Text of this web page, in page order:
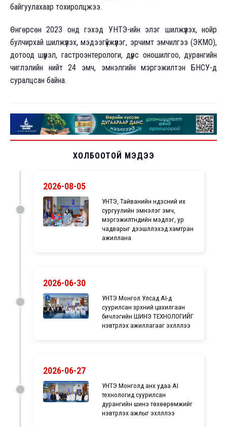
байгуулахаар тохиролцжээ.
Өнгөрсөн 2023 онд гэхэд УНТЭ-ийн элэг шилжүүлэх, нойр
булчирхай шилжүүлэх, мэдээгүйжүүлэг, эрчимт эмчилгээ (ЭКМО),
дотоод шүүрэл, гастроэнтерологи, дүрс оношилгоо, дурангийн
чиглэлийн нийт 24 эмч, эмнэлгийн мэргэжилтэн БНСУ-д
суралцсан байна.
ХОЛБООТОЙ МЭДЭЭ
2026-08-05
УНТЭ, Тайванийн үндэсний их
сургуулийн эмнэлэг эмч,
мэргэжилтнүүдийн мэдлэг, ур
чадварыг дээшлүүлэхэд хамтран
ажиллана
2026-06-30
УНТЭ Монгол Улсад AI-д
суурилсан зүрхний цахилгаан
бичлэгийн ШИНЭ ТЕХНОЛОГИЙГ
нэвтрүүлэх ажиллагааг эхлүүллээ
2026-06-27
УНТЭ Монголд анх удаа AI
технологид суурилсан
дурангийн шинэ төхөөрөмжийг
нэвтрүүлэх ажлыг эхлүүллээ